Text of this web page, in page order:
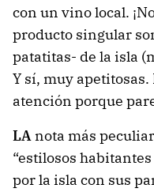
con un vino local.
producto singular
patatitas- de la isla
Y sí, muy
atención porque
LAnota más
“estilosos
por la isla con sus